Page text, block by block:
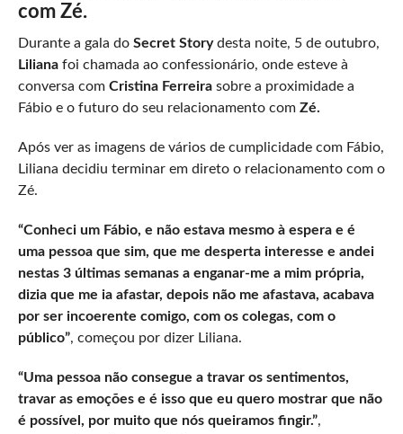
com Zé.
Durante a gala do Secret Storydesta noite, 5 de outubro,
Lilianafoi chamada ao confessionário, onde esteve à
conversa com Cristina Ferreira sobre a proximidade a
Fábio e o futuro do seu relacionamento com Zé.
Após ver as imagens de vários de cumplicidade com Fábio,
Liliana decidiu terminar em direto o relacionamento com o
Zé.
“Conheci um Fábio, e não estava mesmo à espera e é
uma pessoa que sim, que me desperta interesse e andei
nestas 3 últimas semanas a enganar-me a mim própria,
dizia que me ia afastar, depois não me afastava, acabava
por ser incoerente comigo, com os colegas, com o
público”, começou por dizer Liliana.
“Uma pessoa não consegue a travar os sentimentos,
travar as emoções e é isso que eu quero mostrar que não
é possível, por muito que nós queiramos fingir.”,